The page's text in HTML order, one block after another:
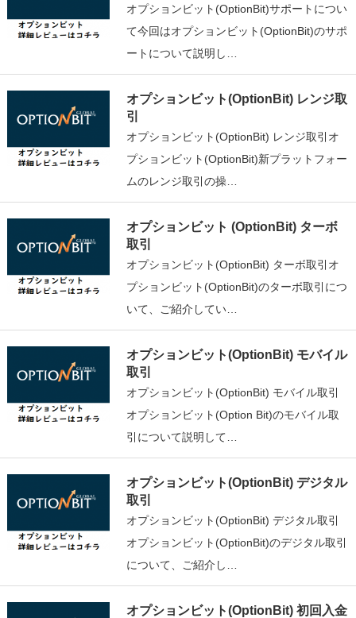
オプションビット(OptionBit)サポートについ
て今回はオプションビット(OptionBit)のサポ
ートについて説明し…
オプションビット(OptionBit) レンジ取
引
オプションビット(OptionBit) レンジ取引オ
プションビット(OptionBit)新プラットフォー
ムのレンジ取引の操…
オプションビット (OptionBit) ターボ
取引
オプションビット(OptionBit) ターボ取引オ
プションビット(OptionBit)のターボ取引につ
いて、ご紹介してい…
オプションビット(OptionBit) モバイル
取引
オプションビット(OptionBit) モバイル取引
オプションビット(Option Bit)のモバイル取
引について説明して…
オプションビット(OptionBit) デジタル
取引
オプションビット(OptionBit) デジタル取引
オプションビット(OptionBit)のデジタル取引
について、ご紹介し…
オプションビット(OptionBit) 初回入金